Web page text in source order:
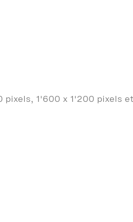
pixels, 1'600 x 1'200 pixels